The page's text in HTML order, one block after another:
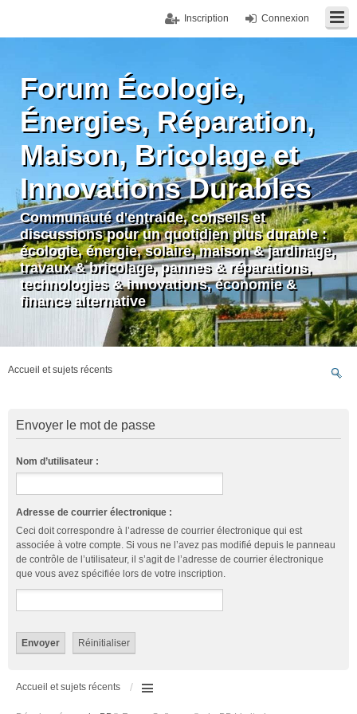
Connexion
Inscription
Forum Écologie,
Énergies, Réparation,
Maison, Bricolage et
Innovations Durables
Communauté d'entraide, conseils et
discussions pour un quotidien plus durable :
écologie, énergie, solaire, maison & jardinage,
travaux & bricolage, pannes & réparations,
technologies & innovations, économie &
finance alternative
Accueil et sujets récents
Envoyer le mot de passe
Nom d’utilisateur :
Adresse de courrier électronique :
Ceci doit correspondre à l’adresse de courrier électronique qui est
associée à votre compte. Si vous ne l’avez pas modifié depuis le panneau
de contrôle de l’utilisateur, il s’agit de l’adresse de courrier électronique
que vous avez spécifiée lors de votre inscription.
Accueil et sujets récents